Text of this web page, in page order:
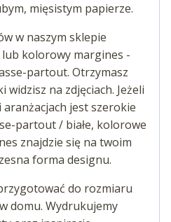
mięsistym papierze.
w naszym sklepie
lub kolorowy margines -
partout. Otrzymasz
widzisz na zdjęciach. Jeżeli
jest szerokie
partout / białe, kolorowe
znajdzie się na twoim
forma designu.
do rozmiaru
domu. Wydrukujemy